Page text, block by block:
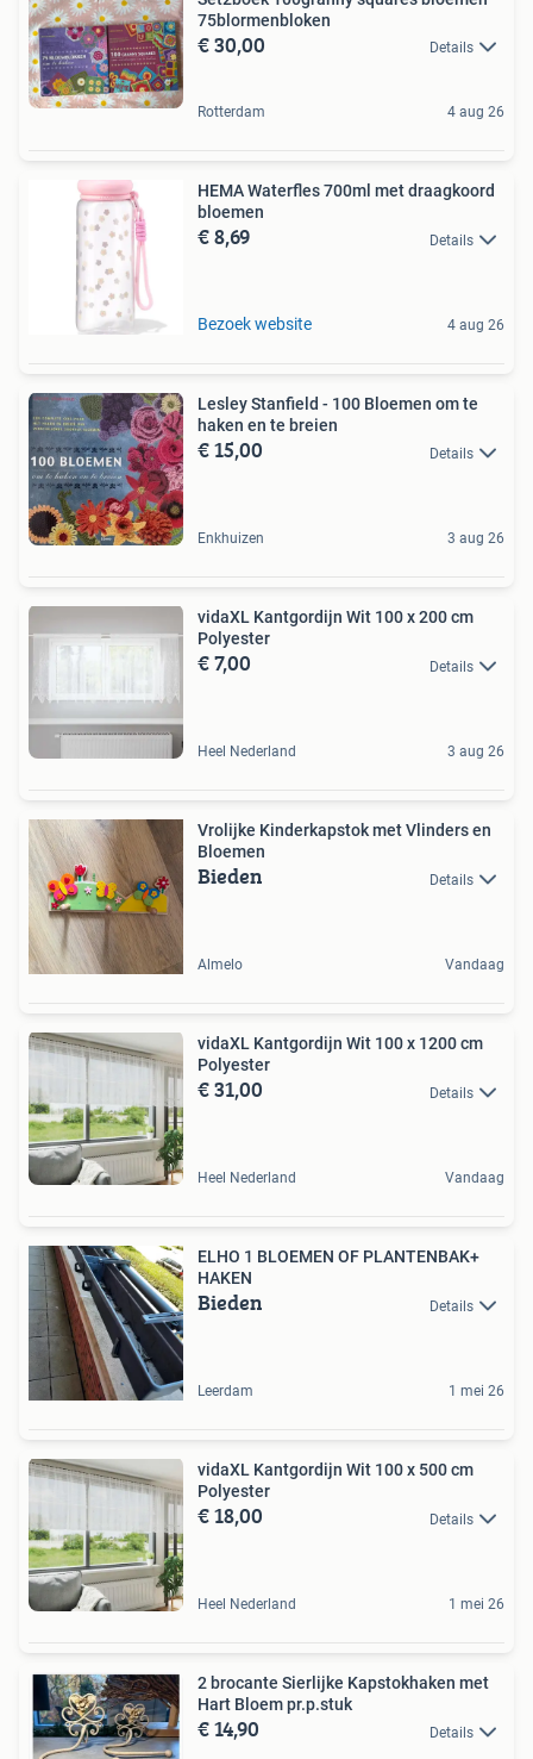
75blormenbloken
€ 30,00 Details
Rotterdam 4 aug 26
HEMA Waterfles 700ml met draagkoord
bloemen
€ 8,69 Details
Bezoek website 4 aug 26
Lesley Stanfield - 100 Bloemen om te
haken en te breien
€ 15,00 Details
Enkhuizen 3 aug 26
vidaXL Kantgordijn Wit 100 x 200 cm
Polyester
€ 7,00 Details
Heel Nederland 3 aug 26
Vrolijke Kinderkapstok met Vlinders en
Bloemen
Bieden Details
Almelo Vandaag
vidaXL Kantgordijn Wit 100 x 1200 cm
Polyester
€ 31,00 Details
Heel Nederland Vandaag
ELHO 1 BLOEMEN OF PLANTENBAK+
HAKEN
Bieden Details
Leerdam 1 mei 26
vidaXL Kantgordijn Wit 100 x 500 cm
Polyester
€ 18,00 Details
Heel Nederland 1 mei 26
2 brocante Sierlijke Kapstokhaken met
Hart Bloem pr.p.stuk
€ 14,90 Details